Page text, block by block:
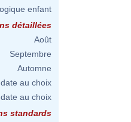
enfant
détaillées
Août
Septembre
Automne
au choix
au choix
standards